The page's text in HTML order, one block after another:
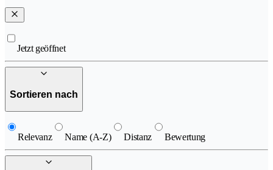
Jetzt geöffnet
Sortieren nach
Relevanz Name (A-Z) Distanz Bewertung